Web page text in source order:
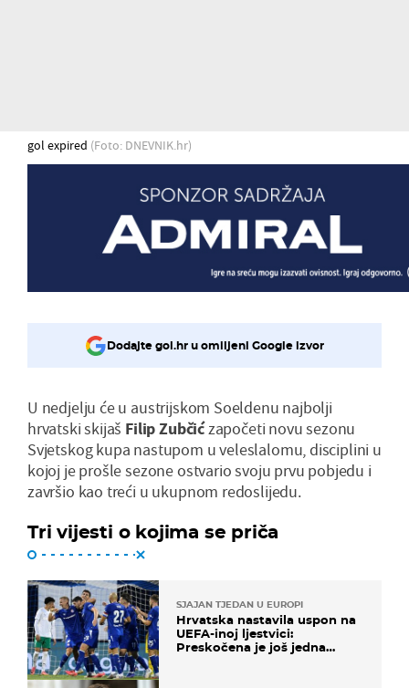
gol expired (Foto: DNEVNIK.hr)
Dodajte gol.hr u omiljeni Google izvor
U nedjelju će u austrijskom Soeldenu najbolji
hrvatski skijaš Filip Zubčićzapočeti novu sezonu
Svjetskog kupa nastupom u veleslalomu, disciplini u
kojoj je prošle sezone ostvario svoju prvu pobjedu i
završio kao treći u ukupnom redoslijedu.
Tri vijesti o kojima se priča
SJAJAN TJEDAN U EUROPI
Hrvatska nastavila uspon na
UEFA-inoj ljestvici:
Preskočena je još jedna